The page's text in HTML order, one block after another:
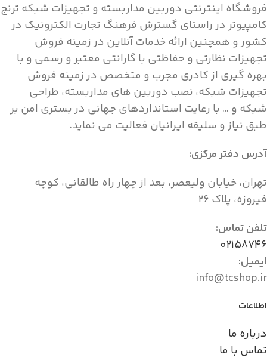
فروشگاه اینترنتی دوربین مداربسته و تجهیزات شبکه ترنج
کامپیوتر در راستای گسترش فرهنگ تجارت الکترونیک در
کشور و همچنین ارائه خدمات آنلاین در زمینه فروش
تجهیزات نظارتی و حفاظتی با گارانتی معتبر و رسمی و با
بهره گیری از کادری مجرب و متخصص در زمینه فروش
تجهیزات شبکه، نصب دوربین های مداربسته، طراحی
شبکه و … با رعایت استانداردهای جهانی در بستری امن بر
طبق نیاز و سلیقه ایرانیان فعالیت می نماید.
آدرس دفتر مرکزی:
تهران، خیابان ولیعصر، بعد از چهار راه طالقانی، کوچه
فیروزه، پلاک ۲۶
تلفن تماس:
۰۲۱۵۸۷۴۶
ایمیل:
info@tcshop.ir
اطلاعات
درباره ما
تماس با ما